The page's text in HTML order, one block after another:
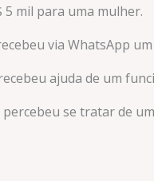
mil para uma mulher.
via WhatsApp
ajuda de um
se tratar de